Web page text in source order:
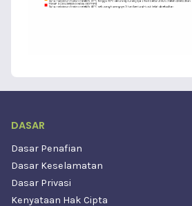
DASAR
Dasar Penafian
Dasar Keselamatan
Dasar Privasi
Kenyataan Hak Cipta